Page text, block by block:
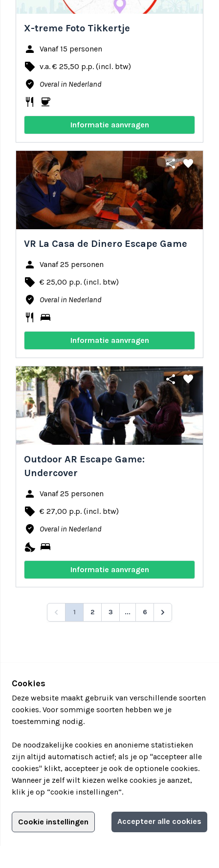
Filter jouw teamuitstapje!
X-treme Foto Tikkertje
person Vanaf 15 personen
local_offer v.a. € 25,50 p.p. (incl. btw)
where_to_vote Overal in Nederland
restaurant coffee
Informatie aanvragen
share favorite
VR La Casa de Dinero Escape Game
person Vanaf 25 personen
local_offer € 25,00 p.p. (incl. btw)
where_to_vote Overal in Nederland
restaurant bed
Informatie aanvragen
share favorite
Outdoor AR Escape Game:
Undercover
person Vanaf 25 personen
local_offer € 27,00 p.p. (incl. btw)
where_to_vote Overal in Nederland
nights_stay bed
Informatie aanvragen
1 2 3 ... 6
Adverteren?
Adverteerdersopties
Cookies
Deze website maakt gebruik van verschillende soorten
cookies. Voor sommige soorten hebben we je
toestemming nodig.
De noodzakelijke cookies en anonieme statistieken
zijn altijd automatisch actief; als je op "accepteer alle
cookies" klikt, accepteer je ook de optionele cookies.
Wanneer je zelf wilt kiezen welke cookies je aanzet,
klik je op “cookie instellingen”.
Cookie instellingen Accepteer alle cookies